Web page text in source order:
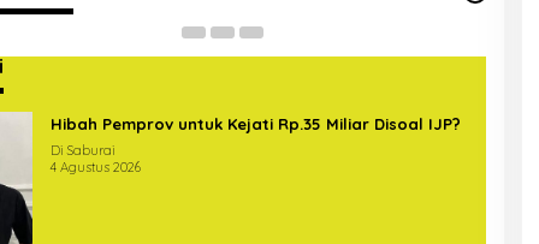
Hibah Pemprov untuk Kejati Rp.35 Miliar Disoal IJP?
Di Saburai
4 Agustus 2026